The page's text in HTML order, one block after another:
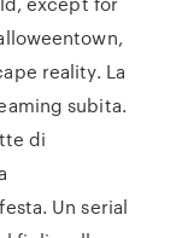
reality. La
subita.
di
Un serial